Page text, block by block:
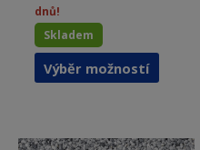
dnů!
Skladem
Výběr možností
Tento
produkt
variant.